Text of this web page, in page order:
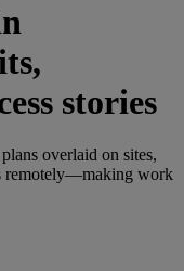
stories
overlaid on sites,
remotely—making work